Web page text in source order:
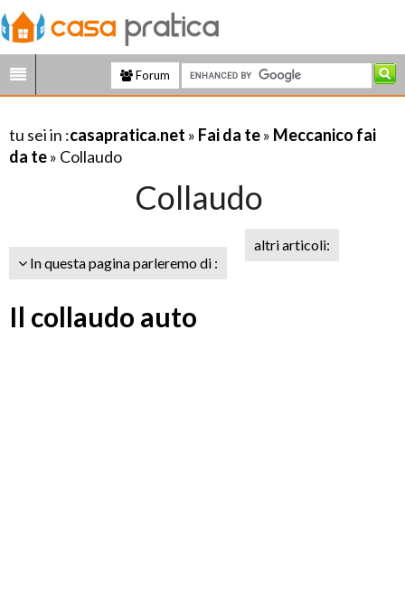
Forum
tu sei in :casapratica.net » Fai da te» Meccanico fai
da te» Collaudo
Collaudo
In questa pagina parleremo di :
altri articoli:
Il collaudo auto